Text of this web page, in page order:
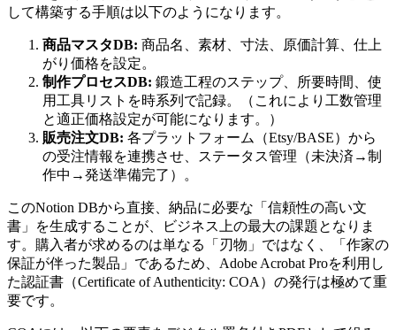
して構築する手順は以下のようになります。
商品マスタDB: 商品名、素材、寸法、原価計算、仕上
がり価格を設定。
制作プロセスDB: 鍛造工程のステップ、所要時間、使
用工具リストを時系列で記録。（これにより工数管理
と適正価格設定が可能になります。）
販売注文DB: 各プラットフォーム（Etsy/BASE）から
の受注情報を連携させ、ステータス管理（未決済→制
作中→発送準備完了）。
このNotion DBから直接、納品に必要な「信頼性の高い文
書」を生成することが、ビジネス上の最大の課題となりま
す。購入者が求めるのは単なる「刃物」ではなく、「作家の
保証が伴った製品」であるため、Adobe Acrobat Proを利用し
た認証書（Certificate of Authenticity: COA）の発行は極めて重
要です。